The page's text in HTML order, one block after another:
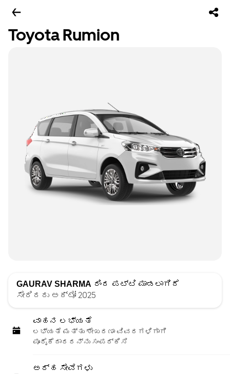
Toyota Rumion
GAURAV SHARMA ರಿಂದ ಪಟ್ಟಿ ಮಾಡಲಾಗಿದೆ
ಸೇರಿದರು ಅಕ್ಟೋ 2025
ವಾಹನ ಲಭ್ಯತೆ
ಲಭ್ಯತೆ ಮತ್ತು ಶೇಖರಣಾ ವಿವರಗಳಿಗಾಗಿ
ಪೂರೈಕೆದಾರರನ್ನು ಸಂಪರ್ಕಿಸಿ
ಅರ್ಹ ಸೇವೆಗಳು